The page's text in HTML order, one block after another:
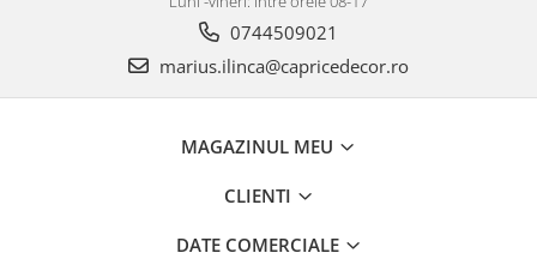
0744509021
marius.ilinca@capricedecor.ro
MAGAZINUL MEU
CLIENTI
DATE COMERCIALE